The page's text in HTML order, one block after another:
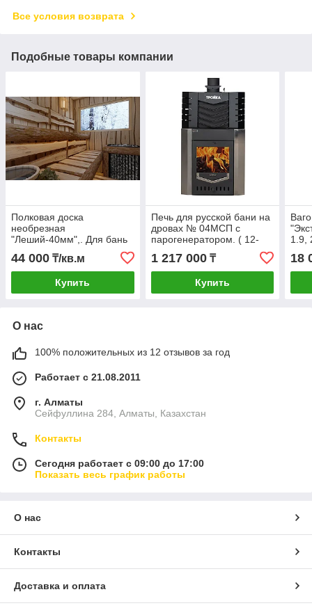
Все условия возврата
Подобные товары компании
Полковая доска
необрезная
"Леший-40мм",. Для бань
и саун. Липа.
44 000 ₸/кв.м
Купить
Печь для русской бани на
дровах № 04МСП с
парогенератором. ( 12-
1 217 000₸
Купить
1.9,
18
О нас
100% положительных из 12 отзывов за год
Работает с 21.08.2011
г. Алматы
Сейфуллина 284, Алматы, Казахстан
Контакты
Сегодня работает с 09:00 до 17:00
Показать весь график работы
О нас
Контакты
Доставка и оплата